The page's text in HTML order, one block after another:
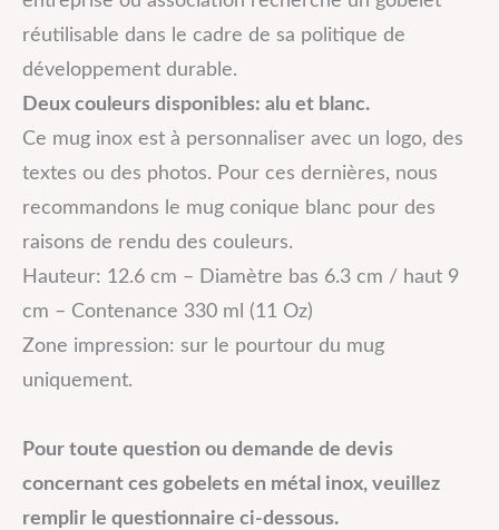
réutilisable dans le cadre de sa politique de
développement durable.
Deux couleurs disponibles: alu et blanc.
Ce mug inox est à personnaliser avec un logo, des
textes ou des photos. Pour ces dernières, nous
recommandons le mug conique blanc pour des
raisons de rendu des couleurs.
Hauteur: 12.6 cm – Diamètre bas 6.3 cm / haut 9
cm – Contenance 330 ml (11 Oz)
Zone impression: sur le pourtour du mug
uniquement.
Pour toute question ou demande de devis
concernant ces gobelets en métal inox, veuillez
remplir le questionnaire ci-dessous.